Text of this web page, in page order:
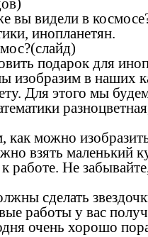
вы видели в
инопланетян.
подарок для
изобразим в наших
Для этого мы
как можно
взять маленький
работе. Не
сделать
работы у вас
очень хорошо